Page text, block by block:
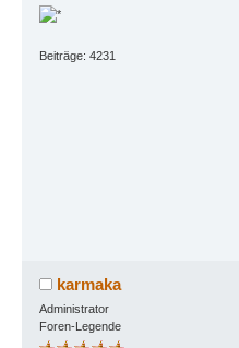
Beiträge: 4231
karmaka
Administrator
Foren-Legende